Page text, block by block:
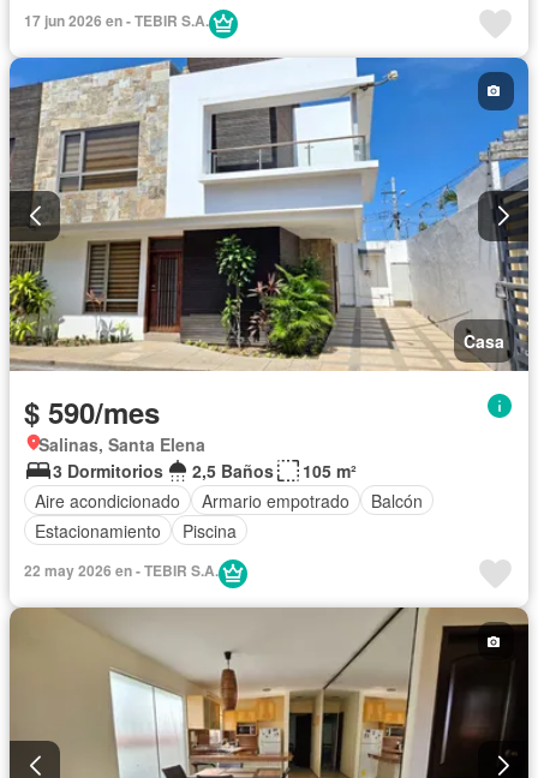
17 jun 2026 en - TEBIR S.A.
Casa
$ 590/mes
Salinas, Santa Elena
3 Dormitorios
2,5 Baños
105 m²
Aire acondicionado
Armario empotrado
Balcón
Estacionamiento
Piscina
22 may 2026 en - TEBIR S.A.